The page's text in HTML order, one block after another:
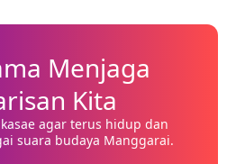
Menjaga
Kita
agar terus hidup dan
suara budaya Manggarai.